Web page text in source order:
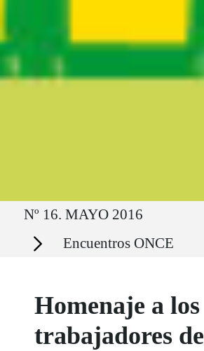
Ruta del sitio
Nº 16. MAYO 2016
Secciones Encuentros ONCE
Homenaje a los
trabajadores de